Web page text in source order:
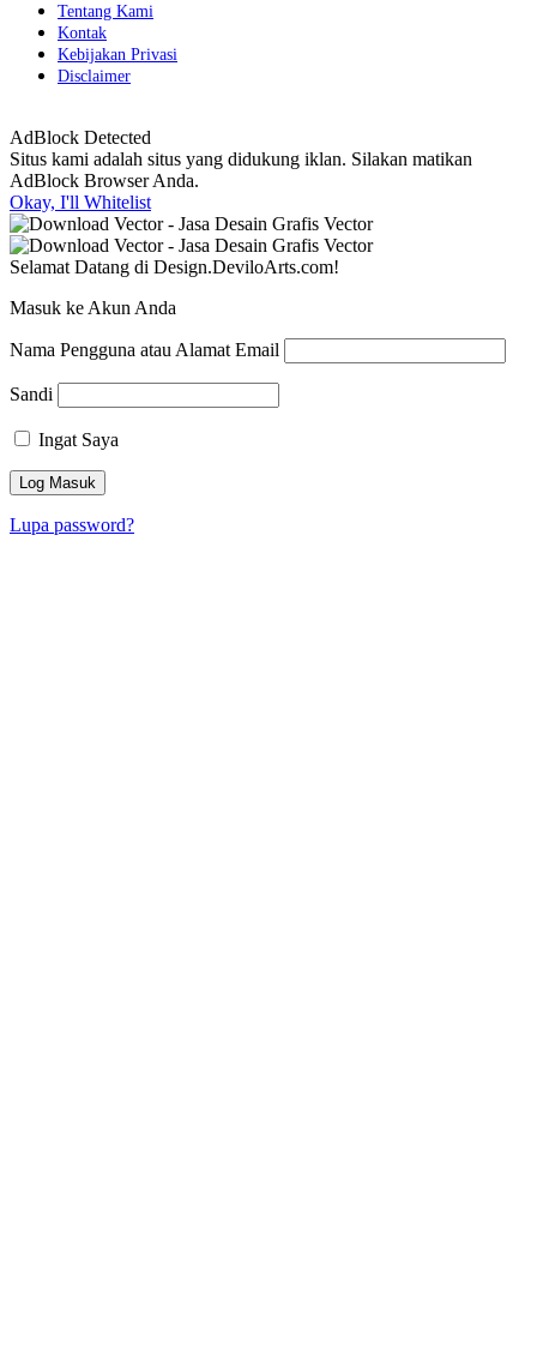
Tentang Kami
Kontak
Kebijakan Privasi
Disclaimer
AdBlock Detected
Situs kami adalah situs yang didukung iklan. Silakan matikan
AdBlock Browser Anda.
Okay, I'll Whitelist
Selamat Datang di Design.DeviloArts.com!
Masuk ke Akun Anda
Nama Pengguna atau Alamat Email
Sandi
Ingat Saya
Lupa password?